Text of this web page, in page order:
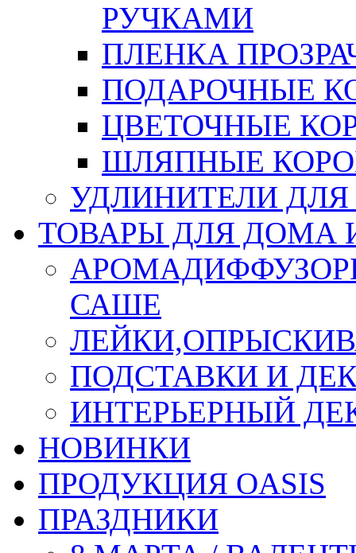
РУЧКАМИ
ПЛЕНКА
ПОДАРОЧНЫЕ
ЦВЕТОЧНЫЕ
ШЛЯПНЫЕ
УДЛИНИТЕЛИ
ТОВАРЫ ДЛЯ ДОМА
САШЕ
ПОДСТАВКИ И
ИНТЕРЬЕРНЫЙ
НОВИНКИ
ПРОДУКЦИЯ OASIS
ПРАЗДНИКИ